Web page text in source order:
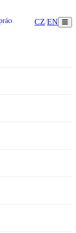
Zapojte seParticipujte
CZ/EN